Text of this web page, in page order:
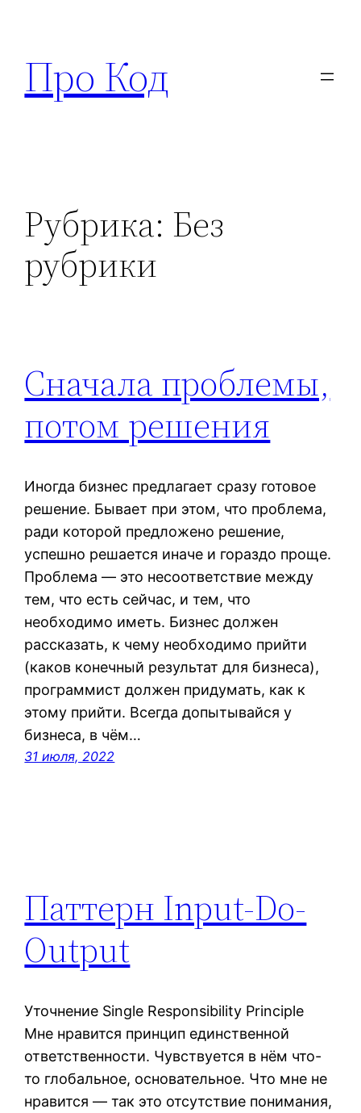
содержимому
Про Код
Рубрика: Без
рубрики
Сначала проблемы,
потом решения
Иногда бизнес предлагает сразу готовое
решение. Бывает при этом, что проблема,
ради которой предложено решение,
успешно решается иначе и гораздо проще.
Проблема — это несоответствие между
тем, что есть сейчас, и тем, что
необходимо иметь. Бизнес должен
рассказать, к чему необходимо прийти
(каков конечный результат для бизнеса),
программист должен придумать, как к
этому прийти. Всегда допытывайся у
бизнеса, в чём…
31 июля, 2022
Паттерн Input-Do-
Output
Уточнение Single Responsibility Principle
Мне нравится принцип единственной
ответственности. Чувствуется в нём что-
то глобальное, основательное. Что мне не
нравится — так это отсутствие понимания,